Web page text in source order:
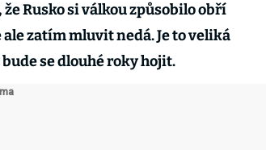
Rusko si válkou způsobilo obří
zatím mluvit nedá. Je to veliká
se dlouhé roky hojit.